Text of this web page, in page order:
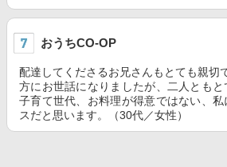
おうちCO-OP
配達してくださるお兄さんもとても親切
方にお世話になりましたが、二人ともと
子育て世代、お料理が得意ではない、
スだと思います。（30代／女性）